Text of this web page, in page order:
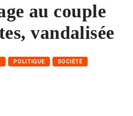
au couple
vandalisée
POLITIQUE SOCIÉTÉ